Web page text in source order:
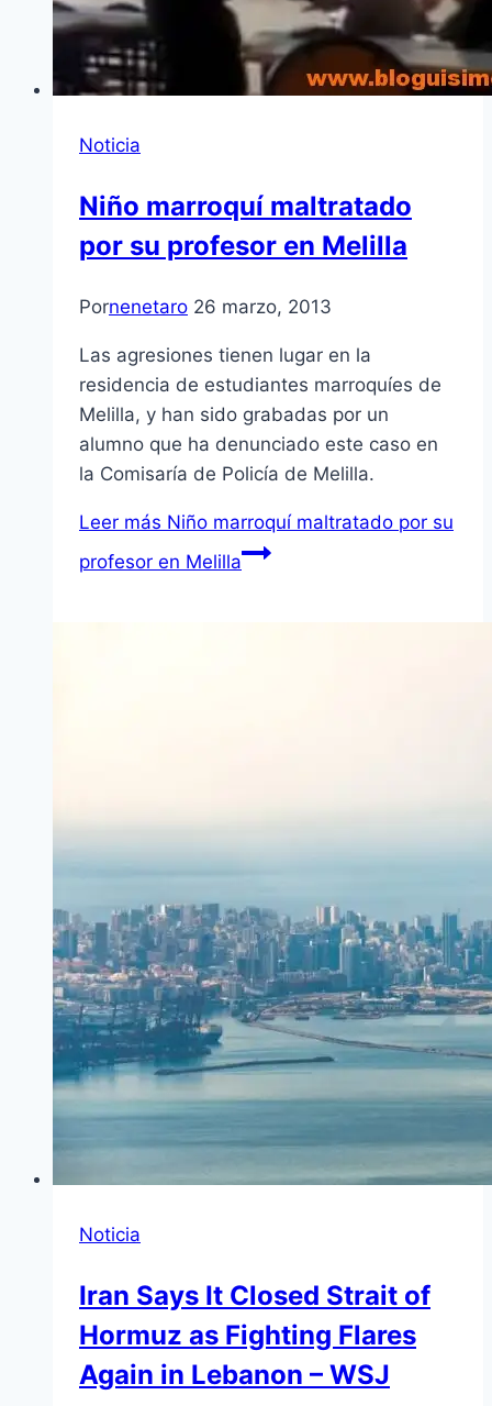
Noticia
Niño marroquí­ maltratado
por su profesor en Melilla
Pornenetaro 26 marzo, 2013
Las agresiones tienen lugar en la
residencia de estudiantes marroquí­es de
Melilla, y han sido grabadas por un
alumno que ha denunciado este caso en
la Comisarí­a de Policí­a de Melilla.
Leer más Niño marroquí­ maltratado por su
profesor en Melilla
Noticia
Iran Says It Closed Strait of
Hormuz as Fighting Flares
Again in Lebanon – WSJ